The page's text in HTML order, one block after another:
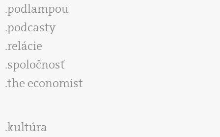
podlampou
podcasty
relácie
spoločnosť
the economist
kultúra